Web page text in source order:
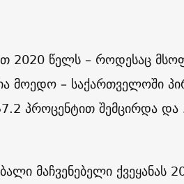
2020 წელს – როდესაც
მოედო – საქართველოში
პროცენტით შემცირდა
მაჩვენებელი ქვეყანას